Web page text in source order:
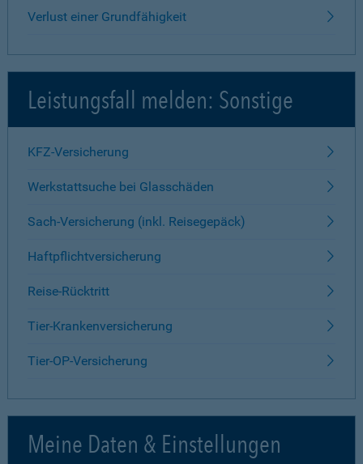
Verlust einer Grundfähigkeit
Leistungsfall melden: Sonstige
KFZ-Versicherung
Werkstattsuche bei Glasschäden
Sach-Versicherung (inkl. Reisegepäck)
Haftpflichtversicherung
Reise-Rücktritt
Tier-Krankenversicherung
Tier-OP-Versicherung
Meine Daten & Einstellungen